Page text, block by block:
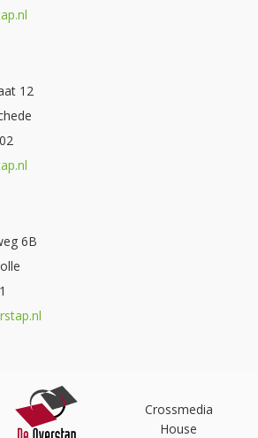
12
6B
Crossmedia
House